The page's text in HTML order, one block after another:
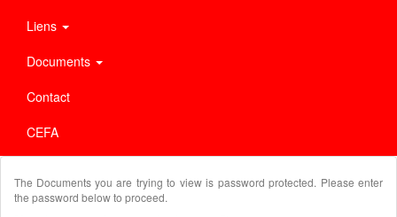
Liens
Documents
Contact
CEFA
The Documents you are trying to view is password protected. Please enter
the password below to proceed.